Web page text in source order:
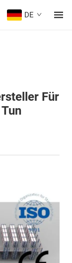
DE
Für